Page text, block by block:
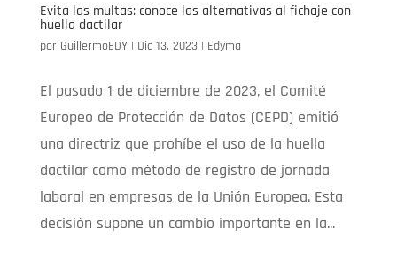
Evita las multas: conoce las alternativas al fichaje con
huella dactilar
por GuillermoEDY| Dic 13, 2023 | Edyma
El pasado 1 de diciembre de 2023, el Comité
Europeo de Protección de Datos (CEPD) emitió
una directriz que prohíbe el uso de la huella
dactilar como método de registro de jornada
laboral en empresas de la Unión Europea. Esta
decisión supone un cambio importante en la...